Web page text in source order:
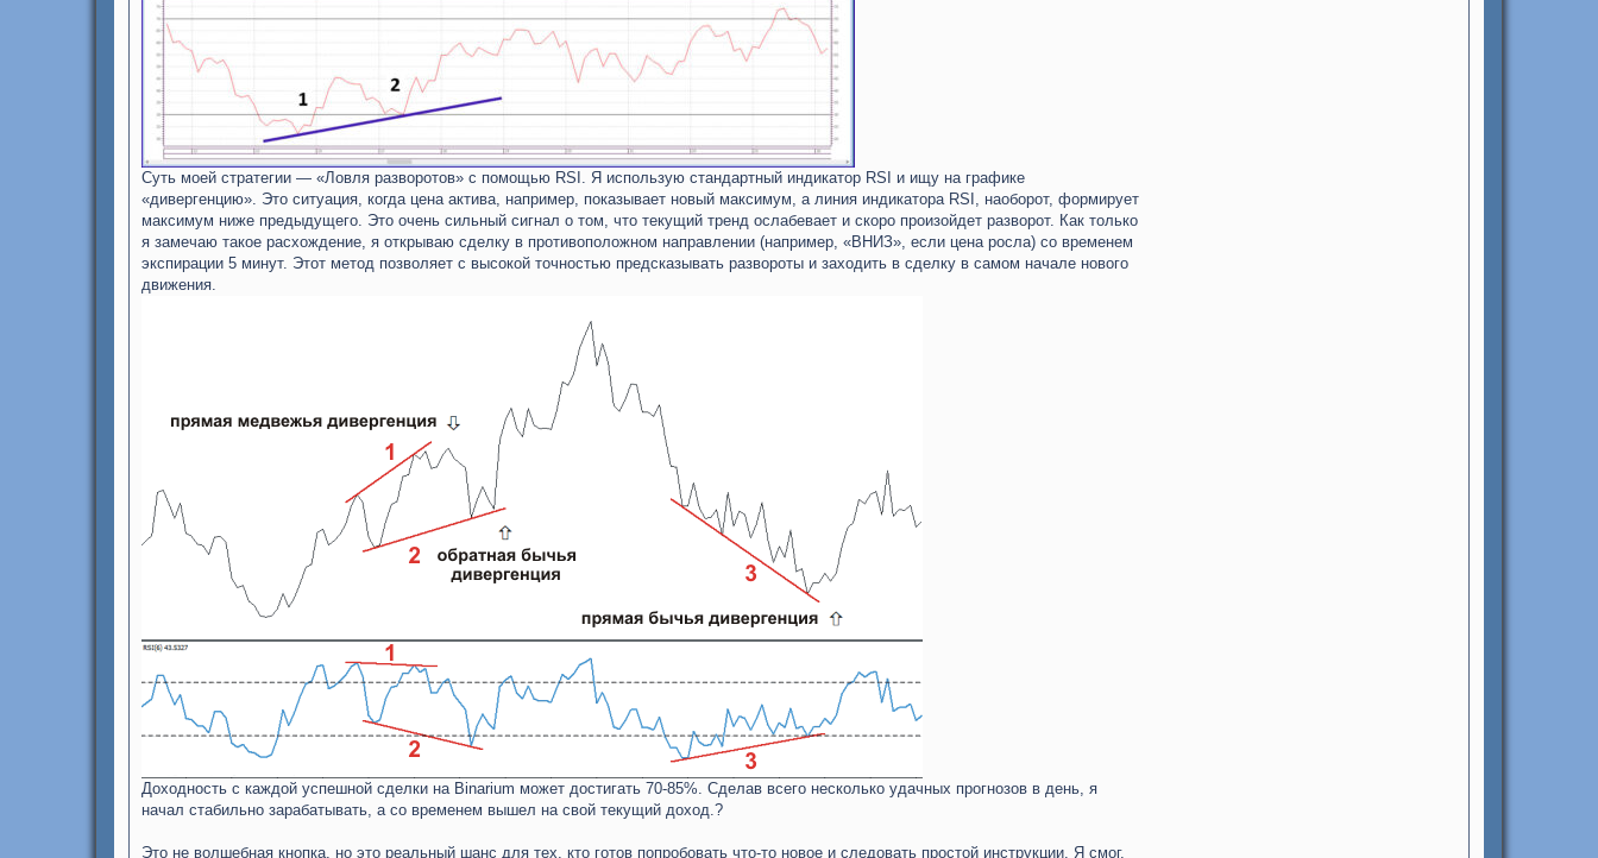
Суть моей стратегии — «Ловля разворотов» с помощью RSI. Я использую стандартный индикатор RSI и ищу на графике
«дивергенцию». Это ситуация, когда цена актива, например, показывает новый максимум, а линия индикатора RSI, наоборот, формирует
максимум ниже предыдущего. Это очень сильный сигнал о том, что текущий тренд ослабевает и скоро произойдет разворот. Как только
я замечаю такое расхождение, я открываю сделку в противоположном направлении (например, «ВНИЗ», если цена росла) со временем
экспирации 5 минут. Этот метод позволяет с высокой точностью предсказывать развороты и заходить в сделку в самом начале нового
движения.
Доходность с каждой успешной сделки на Binarium может достигать 70-85%. Сделав всего несколько удачных прогнозов в день, я
начал стабильно зарабатывать, а со временем вышел на свой текущий доход.?
Это не волшебная кнопка, но это реальный шанс для тех, кто готов попробовать что-то новое и следовать простой инструкции. Я смог,